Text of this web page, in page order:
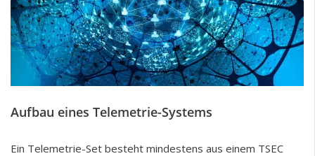
Aufbau eines Telemetrie-Systems
Ein Telemetrie-Set besteht mindestens aus einem TSEC